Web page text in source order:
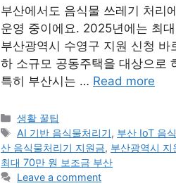
부산에서도 음식물 쓰레기 처리
운영 중이에요. 2025년에는 최
부산광역시 수영구 지원 신청 바
하 소규모 공동주택을 대상으로
특히 부산시는 … Read more
Categories
생활 꿀팁
Tags
AI 기반 음식물처리기, 부산 IoT 음
산 음식물처리기 지원금, 부산광역시 지
최대 70만 원 보조금 부산
Leave a comment